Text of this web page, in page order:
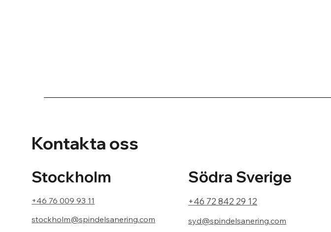
Kontakta oss
syd@spindelsanering.com
Södra Sverige
+46 72 842 29 12
stockholm@spindelsanering.com
Stockholm
+46 76 009 93 11